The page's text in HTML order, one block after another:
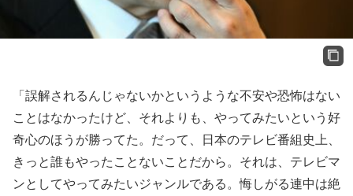
「誤解されるんじゃないかというような不安や恐怖はない
ことはなかったけど、それよりも、やってみたいという好
奇心のほうが勝ってた。だって、日本のテレビ番組史上、
きっと誰もやったことないことだから。それは、テレビマ
ンとしてやってみたいジャンルである。悔しがる連中は絶